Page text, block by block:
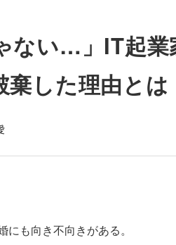
ない…」IT起
棄した理由とは
も向き不向きがある。